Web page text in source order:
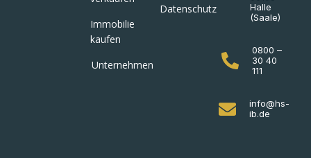
Immobilie
kaufen
Unternehmen
Datenschutz
Halle
(Saale)
0800 –
30 40
111
info@hs-
ib.de